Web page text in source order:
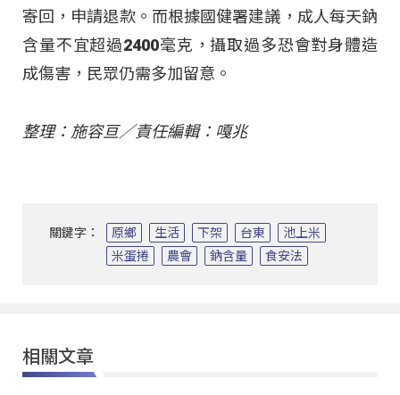
寄回，申請退款。而根據國健署建議，成人每天鈉
含量不宜超過2400毫克，攝取過多恐會對身體造
成傷害，民眾仍需多加留意。
整理：施容亘／責任編輯：嘎兆
關鍵字： 原鄉 生活 下架 台東
池上米
米蛋捲
農會 鈉含量 食安法
相關文章